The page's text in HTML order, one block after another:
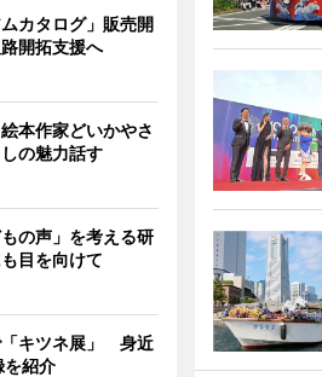
カタログ」販売開
開拓支援へ
本作家どいかやさ
の魅力話す
の声」を考える研
目を向けて
「キツネ展」 身近
紹介